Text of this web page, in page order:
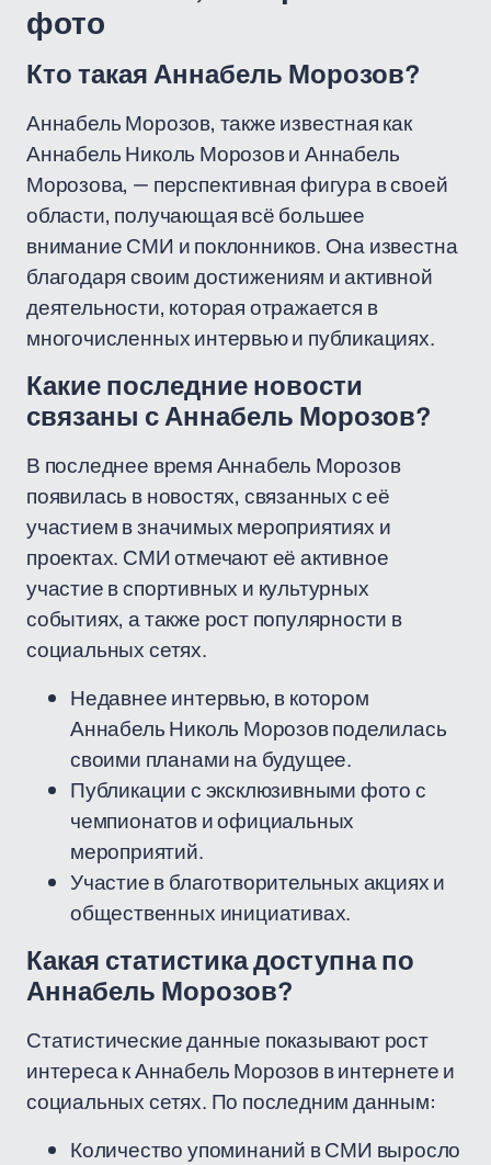
фото
Кто такая Аннабель Морозов?
Аннабель Морозов, также известная как
Аннабель Николь Морозов и Аннабель
Морозова, — перспективная фигура в своей
области, получающая всё большее
внимание СМИ и поклонников. Она известна
благодаря своим достижениям и активной
деятельности, которая отражается в
многочисленных интервью и публикациях.
Какие последние новости
связаны с Аннабель Морозов?
В последнее время Аннабель Морозов
появилась в новостях, связанных с её
участием в значимых мероприятиях и
проектах. СМИ отмечают её активное
участие в спортивных и культурных
событиях, а также рост популярности в
социальных сетях.
Недавнее интервью, в котором
Аннабель Николь Морозов поделилась
своими планами на будущее.
Публикации с эксклюзивными фото с
чемпионатов и официальных
мероприятий.
Участие в благотворительных акциях и
общественных инициативах.
Какая статистика доступна по
Аннабель Морозов?
Статистические данные показывают рост
интереса к Аннабель Морозов в интернете и
социальных сетях. По последним данным:
Количество упоминаний в СМИ выросло